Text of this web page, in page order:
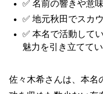
✅ 名前の響きや意
✅ 地元秋田でスカ
✅ 本名で活動して
魅力を引き立てて
佐々木希さんは、本名